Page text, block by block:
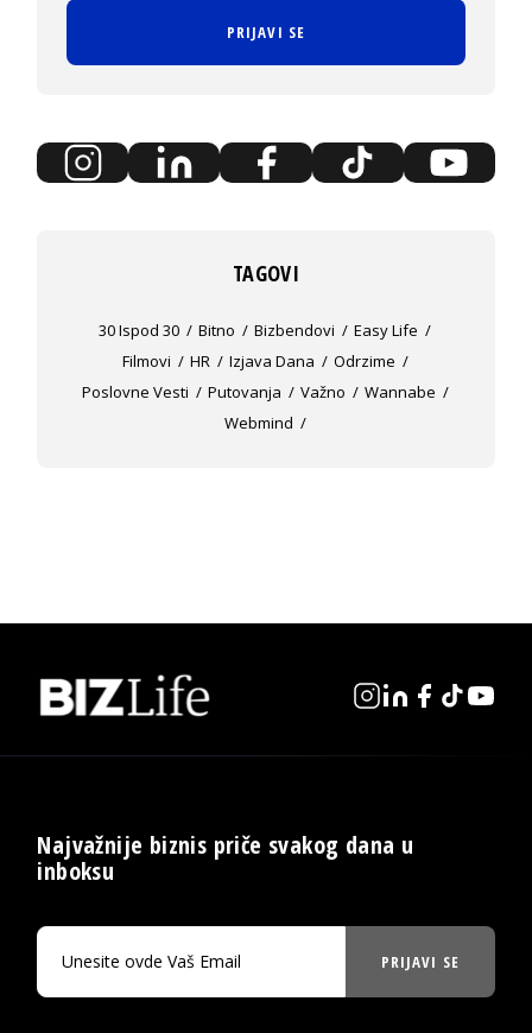
PRIJAVI SE
TAGOVI
30 Ispod 30 Bitno Bizbendovi
Easy Life
Filmovi
HR Izjava Dana
Odrzime
Poslovne Vesti
Putovanja Važno
Wannabe
Webmind
Najvažnije biznis priče svakog dana u
inboksu
PRIJAVI SE